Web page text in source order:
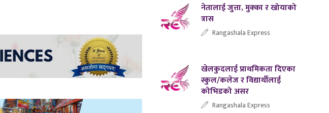
नेतालाई जुत्ता, मुक्का र खोयाको
त्रास
Rangashala Express
खेलकुदलाई प्राथमिकता दिएका
स्कुल/कलेज र विद्यार्थीलाई
कोभिडको असर
Rangashala Express